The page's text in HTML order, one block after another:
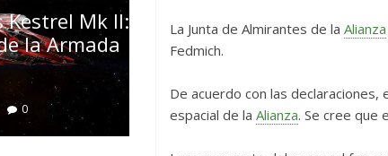
La Junta de Almirantes de la Alianza
Fedmich.
De acuerdo con las
espacial de la Alianza. Se cree que
las Operations, el vehículo
Nomad y numerosas
mejoras
4 julio, 2026 Txus
Diario de
28 mayo, 2026